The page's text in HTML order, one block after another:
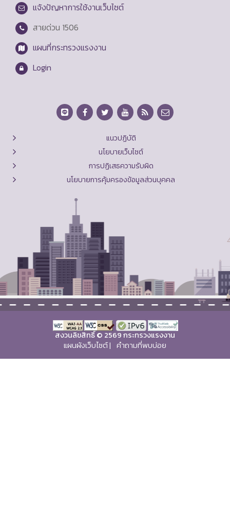
แจ้งปัญหาการใช้งานเว็บไซต์
สายด่วน 1506
แผนที่กระทรวงแรงงาน
Login
แนวปฏิบัติ
นโยบายเว็บไซต์
การปฏิเสธความรับผิด
นโยบายการคุ้มครองข้อมูลส่วนบุคคล
สงวนลิขสิทธิ์ © 2569 กระทรวงแรงงาน
แผนผังเว็บไซต์| คำถามที่พบบ่อย